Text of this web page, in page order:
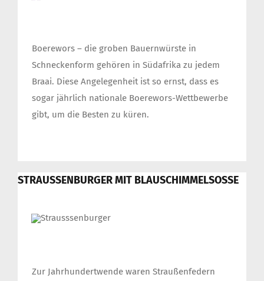
Boerewors – die groben Bauernwürste in
Schneckenform gehören in Südafrika zu jedem
Braai. Diese Angelegenheit ist so ernst, dass es
sogar jährlich nationale Boerewors-Wettbewerbe
gibt, um die Besten zu küren.
STRAUSSENBURGER MIT BLAUSCHIMMELSOSSE
Zur Jahrhundertwende waren Straußenfedern